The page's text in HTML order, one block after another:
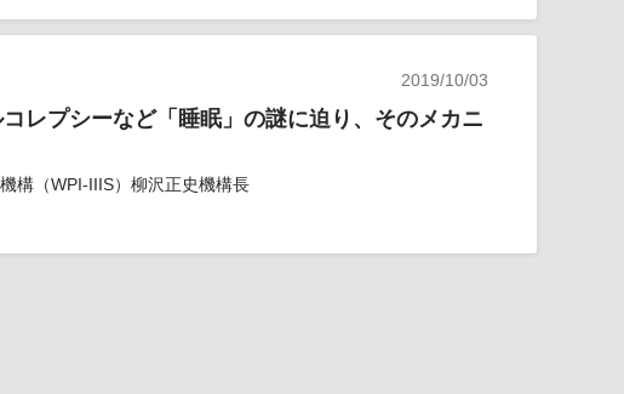
2019/10/03
レプシーなど「睡眠」の謎に迫り、そのメカニ
構（WPI-IIIS）柳沢正史機構長